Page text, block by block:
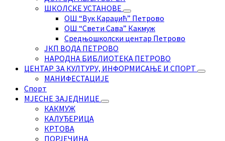
ШКОЛСКЕ УСТАНОВЕ
ОШ “Вук Караџић” Петрово
ОШ “Свети Сава” Какмуж
Средњошколски центар Петрово
ЈКП ВОДА ПЕТРОВО
НАРОДНА БИБЛИОТЕКА ПЕТРОВО
ЦЕНТАР ЗА КУЛТУРУ, ИНФОРМИСАЊЕ И СПОРТ
МАНИФЕСТАЦИЈЕ
Спорт
МЈЕСНЕ ЗАЈЕДНИЦЕ
КАКМУЖ
КАЛУЂЕРИЦА
КРТОВА
ПОРЈЕЧИНА